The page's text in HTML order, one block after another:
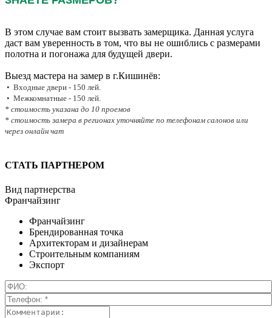
В этом случае вам стоит вызвать замерщика. Данная услуга
даст вам уверенность в том, что вы не ошиблись с размерами
полотна и погонажа для будущей двери.
Выезд мастера на замер в г.Кишинёв:
• Входные двери - 150 лей.
• Межкомнатные - 150 лей.
* стоимость указана до 10 проемов
* стоимость замера в регионах уточняйте по телефонам салонов или
через онлайн чат
СТАТЬ ПАРТНЕРОМ
Вид партнерства
Франчайзинг
Франчайзинг
Брендированная точка
Архитекторам и дизайнерам
Строительным компаниям
Экспорт